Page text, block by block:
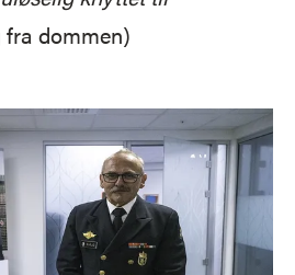
fra dommen)